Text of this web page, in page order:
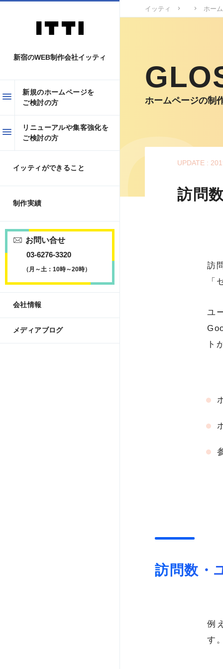
イッティ ホー
ホームページの制
UPDATE :
訪問
訪
「
ユ
ト
訪問数・
例
す
新宿のWEB制作会社イッティ
新規のホームページを
ご検討の方
リニューアルや集客強化を
ご検討の方
イッティができること
制作実績
お問い合せ
03-6276-3320
（月～土：10時～20時）
会社情報
メディアブログ